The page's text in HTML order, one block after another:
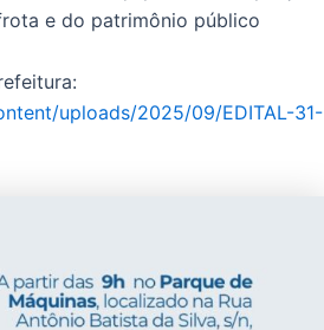
e do patrimônio público
uploads/2025/09/EDITAL-31-